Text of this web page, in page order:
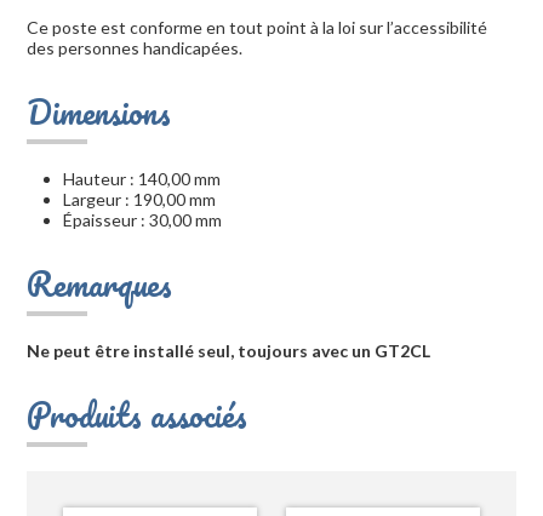
Ce poste est conforme en tout point à la loi sur l’accessibilité
des personnes handicapées.
Dimensions
Hauteur : 140,00 mm
Largeur : 190,00 mm
Épaisseur : 30,00 mm
Remarques
Ne peut être installé seul, toujours avec un GT2CL
Produits associés